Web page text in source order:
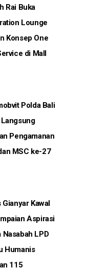
Rai Buka
Lounge
Konsep One
di Mall
Polda Bali
Pengamanan
MSC ke-27
Gianyar Kawal
Aspirasi
Nasabah LPD
Humanis
115